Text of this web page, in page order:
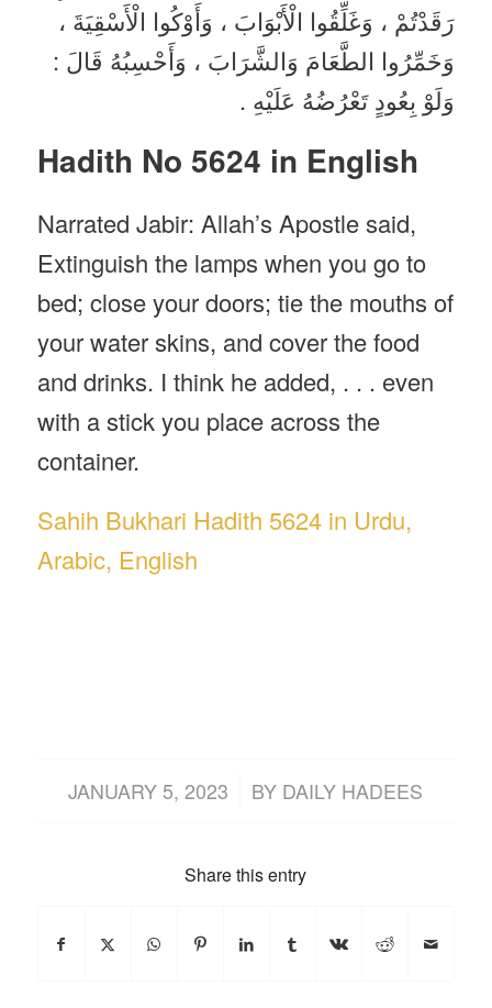
رَقَدْتُمْ ، وَغَلِّقُوا الْأَبْوَابَ ، وَأَوْكُوا الْأَسْقِيَةَ ،
وَخَمِّرُوا الطَّعَامَ وَالشَّرَابَ ، وَأَحْسِبُهُ قَالَ :
وَلَوْ بِعُودٍ تَعْرُضُهُ عَلَيْهِ .
Hadith No 5624 in English
Narrated Jabir: Allah’s Apostle said,
Extinguish the lamps when you go to
bed; close your doors; tie the mouths of
your water skins, and cover the food
and drinks. I think he added, . . . even
with a stick you place across the
container.
Sahih Bukhari Hadith 5624 in Urdu,
Arabic, English
JANUARY 5, 2023
/ BY DAILY HADEES
Share this entry